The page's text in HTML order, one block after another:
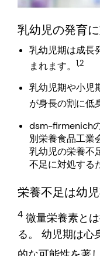
乳幼児の発育
乳幼児期は成長
まれます。
1,2
乳幼児期や小児
が身長の割に低
dsm-firmenich
別栄養食品工業
乳幼児の栄養不
不足に対処する
栄養不足は幼
4 微量栄養素と
る。 幼児期は心